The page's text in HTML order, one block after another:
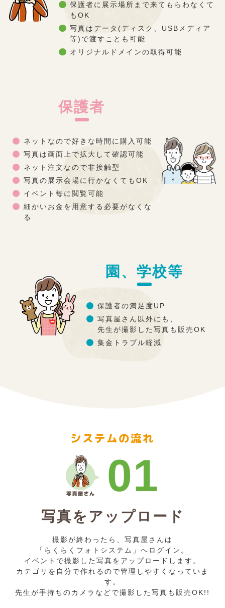
●
保護者に展示場所まで来てもらわなくて
もOK
●
写真はデータ(ディスク、USBメディア
等)で渡すことも可能
●
オリジナルドメインの取得可能
保護者
●
ネットなので好きな時間に購入可能
●
写真は画面上で拡大して確認可能
●
ネット注文なので非接触型
●
写真の展示会場に行かなくてもOK
●
イベント毎に閲覧可能
●
細かいお金を用意する必要がなくな
る
園、学校等
●
保護者の満足度UP
●
写真屋さん以外にも、
先生が撮影した写真も販売OK
●
集金トラブル軽減
システムの流れ
01
写真をアップロード
撮影が終わったら、写真屋さんは
「らくらくフォトシステム」へログイン。
イベントで撮影した写真をアップロードします。
カテゴリを自分で作れるので管理しやすくなっていま
す。
先生が手持ちのカメラなどで撮影した写真も販売OK!!